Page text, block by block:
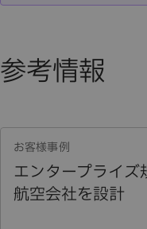
参考情報
お客様事例
エンタープライ
航空会社を設計